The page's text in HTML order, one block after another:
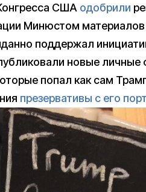
США одобрили
Минюстом материалов
поддержал
новые личные
попал как сам
презервативы с его